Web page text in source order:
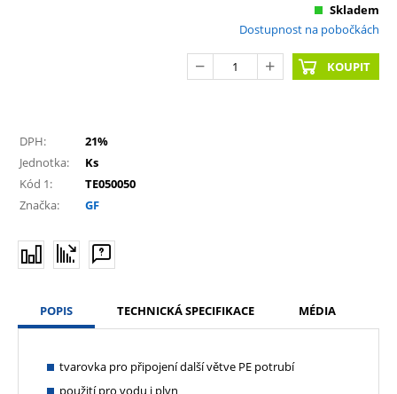
Skladem
Dostupnost na pobočkách
KOUPIT
DPH:
21%
Jednotka:
Ks
Kód 1:
TE050050
Značka:
GF
POPIS TECHNICKÁ SPECIFIKACE MÉDIA
tvarovka pro připojení další větve PE potrubí
použití pro vodu i plyn